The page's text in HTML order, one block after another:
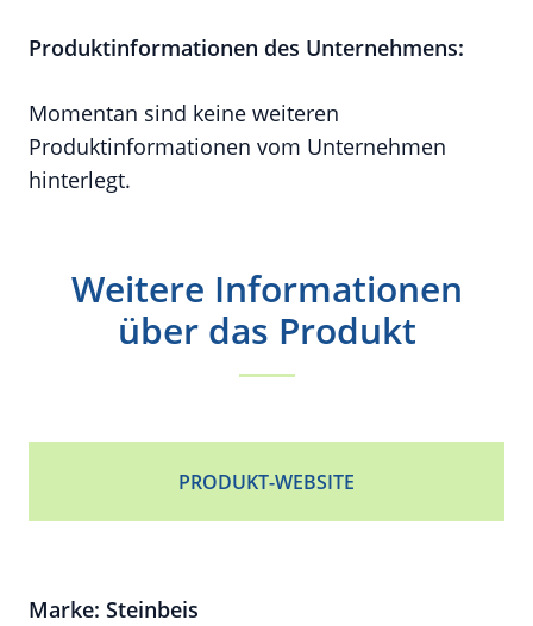
Produktinformationen des Unternehmens:
Momentan sind keine weiteren
Produktinformationen vom Unternehmen
hinterlegt.
Weitere Informationen
über das Produkt
PRODUKT-WEBSITE
Marke: Steinbeis